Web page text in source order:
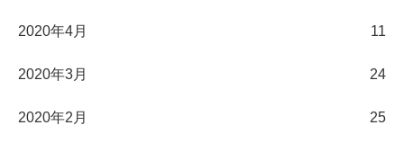
2020年4月 11
2020年3月 24
2020年2月 25